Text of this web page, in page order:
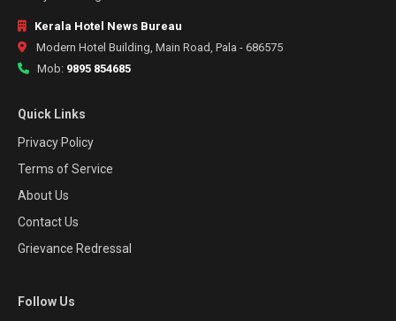
Kerala Hotel News Bureau
Modern Hotel Building, Main Road, Pala - 686575
Mob: 9895 854685
Quick Links
Privacy Policy
Terms of Service
About Us
Contact Us
Grievance Redressal
Follow Us